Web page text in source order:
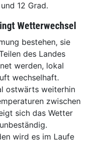
12 Grad.
Wetterwechsel
bestehen, sie
des Landes
werden, lokal
wechselhaft.
ostwärts weiterhin
zwischen
sich das Wetter
wird es im Laufe